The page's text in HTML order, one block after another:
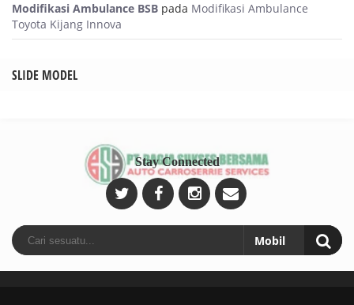
Modifikasi Ambulance BSB pada Modifikasi Ambulance
Toyota Kijang Innova
SLIDE MODEL
Stay Connected